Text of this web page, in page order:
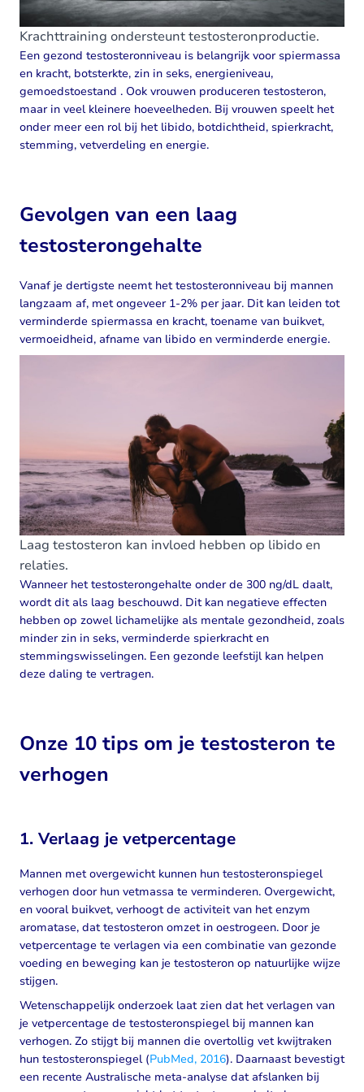
Krachttraining ondersteunt testosteronproductie.
Een gezond testosteronniveau is belangrijk voor spiermassa
en kracht, botsterkte, zin in seks, energieniveau,
gemoedstoestand . Ook vrouwen produceren testosteron,
maar in veel kleinere hoeveelheden. Bij vrouwen speelt het
onder meer een rol bij het libido, botdichtheid, spierkracht,
stemming, vetverdeling en energie.
Gevolgen van een laag
testosterongehalte
Vanaf je dertigste neemt het testosteronniveau bij mannen
langzaam af, met ongeveer 1-2% per jaar. Dit kan leiden tot
verminderde spiermassa en kracht, toename van buikvet,
vermoeidheid, afname van libido en verminderde energie.
Laag testosteron kan invloed hebben op libido en
relaties.
Wanneer het testosterongehalte onder de 300 ng/dL daalt,
wordt dit als laag beschouwd. Dit kan negatieve effecten
hebben op zowel lichamelijke als mentale gezondheid, zoals
minder zin in seks, verminderde spierkracht en
stemmingswisselingen. Een gezonde leefstijl kan helpen
deze daling te vertragen.
Onze 10 tips om je testosteron te
verhogen
1. Verlaag je vetpercentage
Mannen met overgewicht kunnen hun testosteronspiegel
verhogen door hun vetmassa te verminderen. Overgewicht,
en vooral buikvet, verhoogt de activiteit van het enzym
aromatase, dat testosteron omzet in oestrogeen. Door je
vetpercentage te verlagen via een combinatie van gezonde
voeding en beweging kan je testosteron op natuurlijke wijze
stijgen.
Wetenschappelijk onderzoek laat zien dat het verlagen van
je vetpercentage de testosteronspiegel bij mannen kan
verhogen. Zo stijgt bij mannen die overtollig vet kwijtraken
hun testosteronspiegel (PubMed, 2016). Daarnaast bevestigt
een recente Australische meta-analyse dat afslanken bij